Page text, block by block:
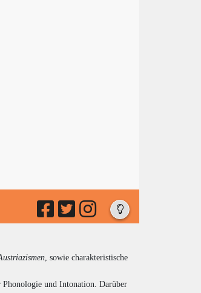
, sowie charakteristische
Phonologie und Intonation. Darüber